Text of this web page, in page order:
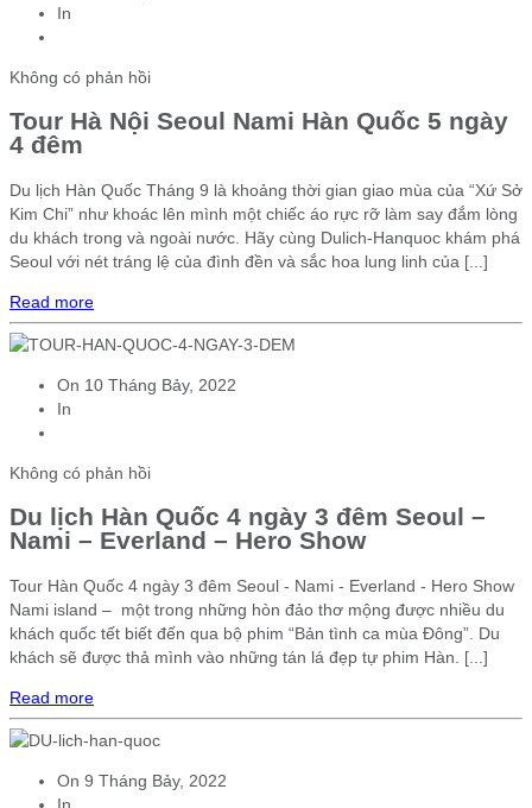
In
Không có phản hồi
Tour Hà Nội Seoul Nami Hàn Quốc 5 ngày
4 đêm
Du lịch Hàn Quốc Tháng 9 là khoảng thời gian giao mùa của “Xứ Sở
Kim Chi” như khoác lên mình một chiếc áo rực rỡ làm say đắm lòng
du khách trong và ngoài nước. Hãy cùng Dulich-Hanquoc khám phá
Seoul với nét tráng lệ của đình đền và sắc hoa lung linh của [...]
Read more
On 10 Tháng Bảy, 2022
In
Không có phản hồi
Du lịch Hàn Quốc 4 ngày 3 đêm Seoul –
Nami – Everland – Hero Show
Tour Hàn Quốc 4 ngày 3 đêm Seoul - Nami - Everland - Hero Show
Nami island – một trong những hòn đảo thơ mộng được nhiều du
khách quốc tết biết đến qua bộ phim “Bản tình ca mùa Đông”. Du
khách sẽ được thả mình vào những tán lá đẹp tự phim Hàn. [...]
Read more
On 9 Tháng Bảy, 2022
In